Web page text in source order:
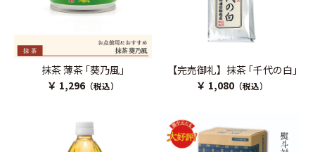
抹茶 薄茶 ｢葵乃風｣
￥ 1,296（税込）
【完売御礼】抹茶 ｢千代の白｣
￥ 1,080 （税込）